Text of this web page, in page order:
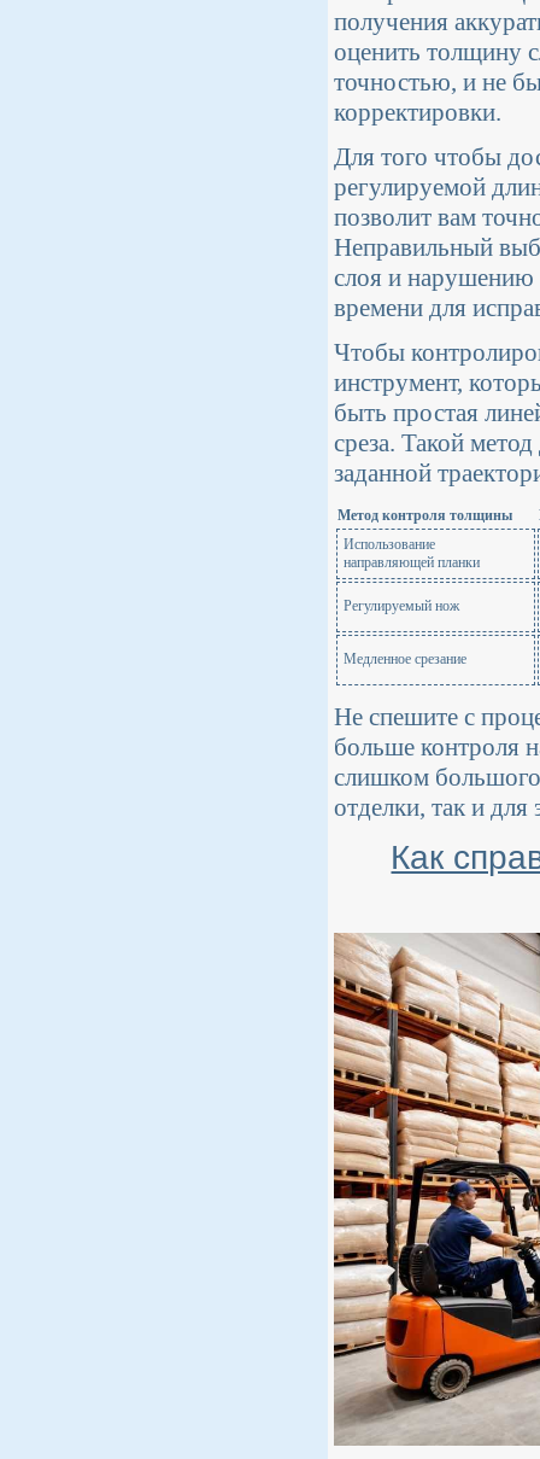
получения
оценить толщину
точностью, и не
корректировки.
Для того чтобы
регулируемой
позволит вам
Неправильный
слоя и нарушению
времени для
Чтобы
инструмент,
быть простая
среза. Такой
заданной
Метод контроля толщины
Использование
направляющей планки
Регулируемый нож
Медленное срезание
Не спешите с
больше контроля
слишком большого
отделки, так и
Как